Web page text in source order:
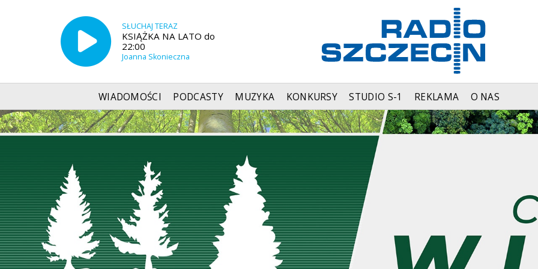
SŁUCHAJ TERAZ
KSIĄŻKA NA LATO do
22:00
Joanna Skonieczna
WIADOMOŚCI PODCASTY MUZYKA KONKURSY STUDIO S-1 REKLAMA O NAS